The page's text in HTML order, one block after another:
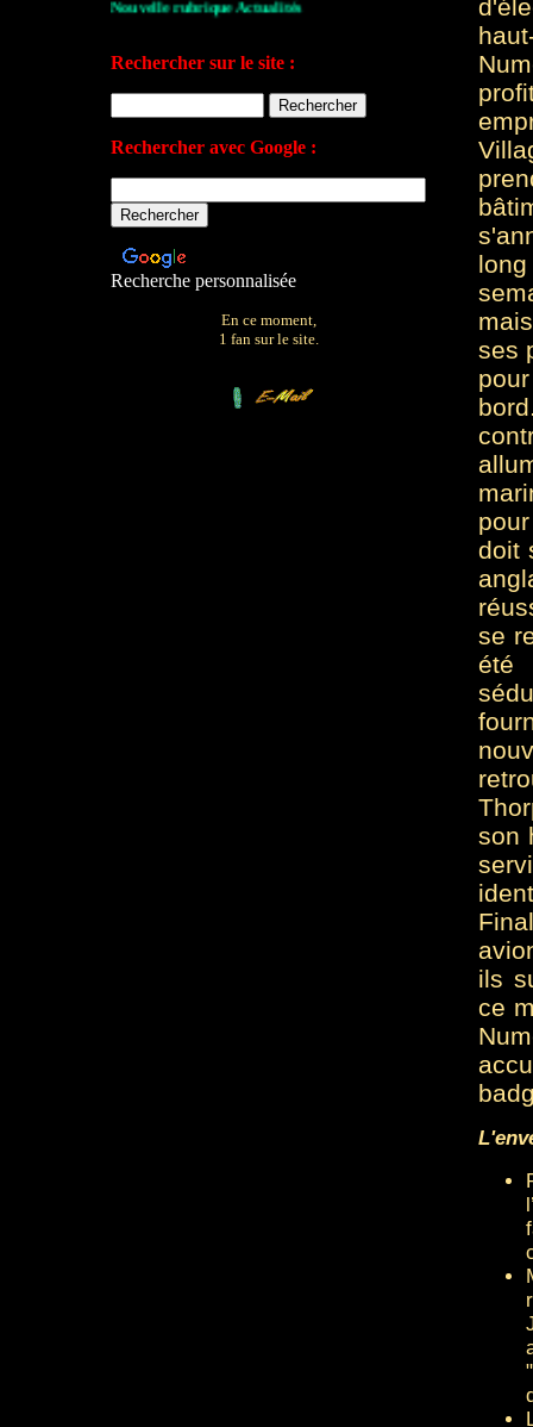
Nouvelle rubrique Actualités
Le plan du site
Votre avis sur le site
Rechercher sur le site :
Rechercher avec Google :
Recherche personnalisée
En ce moment,
1 fan sur le site.
ses
doit
se
été
son
ils
ce